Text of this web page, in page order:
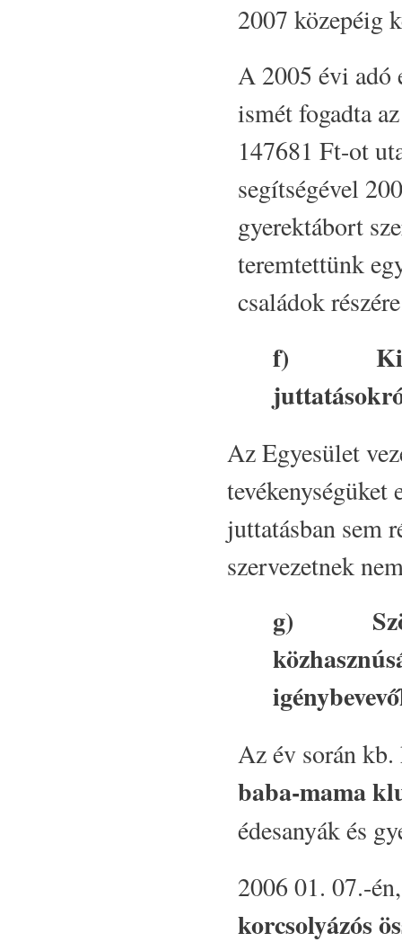
2007 közepéig
A 2005 évi adó
ismét fogadta
147681 Ft-ot
segítségével
gyerektábort
teremtettünk
családok
f)
Az Egyesület
juttatásban sem
szervezetnek
g)
Az év során kb.
baba-mama
édesanyák és
2006 01. 07.-
korcsolyázós